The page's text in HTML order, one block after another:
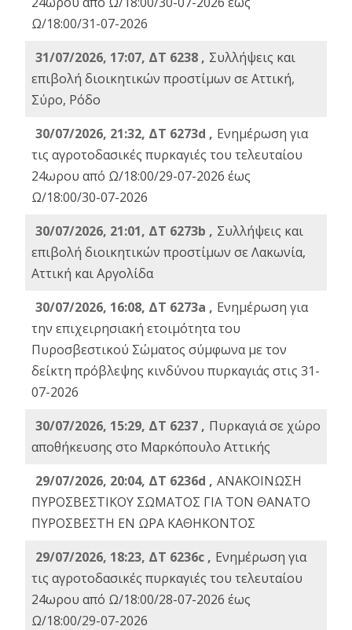
Ω/18:00/31-07-2026
31/07/2026, 17:07, ΔΤ 6238 , Συλλήψεις και
επιβολή διοικητικών προστίμων σε Αττική,
Σύρο, Ρόδο
30/07/2026, 21:32, ΔΤ 6273d , Ενημέρωση για
τις αγροτοδασικές πυρκαγιές του τελευταίου
24ωρου από Ω/18:00/29-07-2026 έως
Ω/18:00/30-07-2026
30/07/2026, 21:01, ΔΤ 6273b , Συλλήψεις και
επιβολή διοικητικών προστίμων σε Λακωνία,
Αττική και Αργολίδα
30/07/2026, 16:08, ΔΤ 6273a , Ενημέρωση για
την επιχειρησιακή ετοιμότητα του
Πυροσβεστικού Σώματος σύμφωνα με τον
δείκτη πρόβλεψης κινδύνου πυρκαγιάς στις 31-
07-2026
30/07/2026, 15:29, ΔΤ 6237 , Πυρκαγιά σε χώρο
αποθήκευσης στο Μαρκόπουλο Αττικής
29/07/2026, 20:04, ΔΤ 6236d , ΑΝΑΚΟΙΝΩΣΗ
ΠΥΡΟΣΒΕΣΤΙΚΟΥ ΣΩΜΑΤΟΣ ΓΙΑ ΤΟΝ ΘΑΝΑΤΟ
ΠΥΡΟΣΒΕΣΤΗ ΕΝ ΩΡΑ ΚΑΘΗΚΟΝΤΟΣ
29/07/2026, 18:23, ΔΤ 6236c , Ενημέρωση για
τις αγροτοδασικές πυρκαγιές του τελευταίου
24ωρου από Ω/18:00/28-07-2026 έως
Ω/18:00/29-07-2026